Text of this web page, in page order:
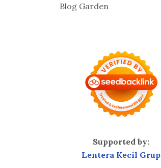
Blog Garden
Supported by:
Lentera Kecil Grup